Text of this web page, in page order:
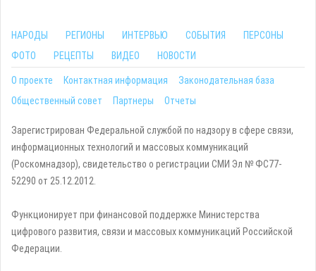
НАРОДЫ РЕГИОНЫ ИНТЕРВЬЮ СОБЫТИЯ
ПЕРСОНЫ
ФОТО
РЕЦЕПТЫ ВИДЕО НОВОСТИ
О проекте Контактная информация
Законодательная база
Общественный совет
Партнеры Отчеты
Зарегистрирован Федеральной службой по надзору в сфере связи,
информационных технологий и массовых коммуникаций
(Роскомнадзор), свидетельство о регистрации СМИ Эл № ФС77-
52290 от 25.12.2012.
Функционирует при финансовой поддержке Министерства
цифрового развития, связи и массовых коммуникаций Российской
Федерации.